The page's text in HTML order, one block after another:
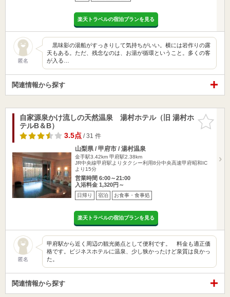
楽天トラベルの宿泊プランを見る
匿名
黒味影の湯船がすっきりして気持ちがいい。横には岩作りの露
天もある。ただ、残念なのは、お湯が循環ということ。多くの客
が入る…
関連情報から探す
お気に入
りに追加
自家源泉かけ流しの天然温泉 湯村ホテル（旧 湯村ホ
テルB＆B）
3.5点/ 31 件
山梨県 / 甲府市 / 湯村温泉
金手駅3.42km 甲府駅2.38km
JR中央線甲府駅よりタクシー利用8分中央高速甲府昭和IC
より15分
営業時間 6:00～21:00
入浴料金 1,320円～
日帰り 宿泊 お食事・食事処
楽天トラベルの宿泊プランを見る
匿名
甲府駅から近く周辺の観光拠点として便利です。 料金も適正価
格です。ビジネスホテルに温泉、少し狭かったけど泉質は良かっ
た。
関連情報から探す